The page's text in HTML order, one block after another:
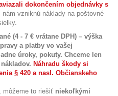
dokončením objednávky s
nám vzniknú náklady na poštovné
(4 - 7 € vrátane DPH) – výška
a platby vo vašej
úroky, pokuty. Chceme len
Náhradu škody si
§ 420 a nasl. Občianskeho
môžeme to riešiť niekoľkými